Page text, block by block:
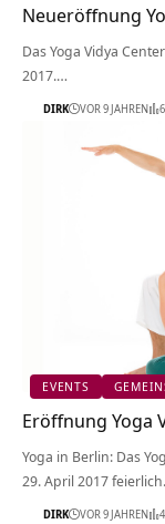
Neueröffnung
Das Yoga Vidya
2017.…
DIRK VOR 9 JAHREN
EVENTS
Eröffnung Yoga
Yoga in Berlin: Das
29. April 2017
DIRK VOR 9 JAHREN